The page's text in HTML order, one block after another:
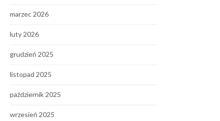
marzec 2026
luty 2026
grudzień 2025
listopad 2025
październik 2025
wrzesień 2025